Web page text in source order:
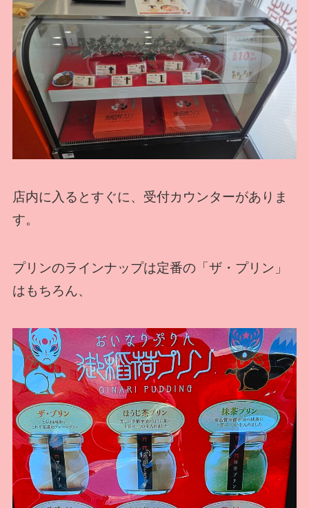
店内に入るとすぐに、受付カウンターがありま
す。
プリンのラインナップは定番の「ザ・プリン」
はもちろん、